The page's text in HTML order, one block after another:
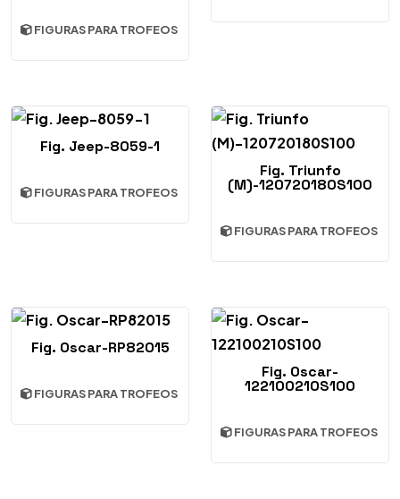
FIGURAS PARA TROFEOS
Fig. Jeep-8059-1
FIGURAS PARA TROFEOS
Fig. Triunfo
(M)-120720180S100
FIGURAS PARA TROFEOS
Fig. Oscar-RP82015
FIGURAS PARA TROFEOS
Fig. Oscar-
122100210S100
FIGURAS PARA TROFEOS